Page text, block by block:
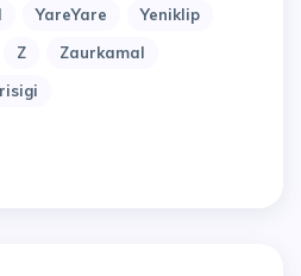
YareYare
Yeniklip
Z
Zaurkamal